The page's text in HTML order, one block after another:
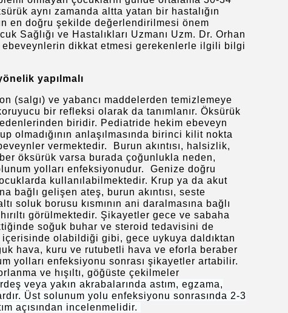
aynı zamanda altta yatan bir hastalığın
en doğru şekilde değerlendirilmesi önem
Sağlığı ve Hastalıkları Uzmanı Uzm. Dr. Orhan
dikkat etmesi gerekenlerle ilgili bilgi
yapılmalı
(salgı) ve yabancı maddelerden temizlemeye
bir refleksi olarak da tanımlanır. Öksürük
biridir. Pediatride hekim ebeveyn
olmadığının anlaşılmasında birinci kilit nokta
vermektedir. Burun akıntısı, halsizlik,
öksürük varsa burada çoğunlukla neden,
yolları enfeksiyonudur. Genize doğru
kullanılabilmektedir. Krup ya da akut
bağlı gelişen ateş, burun akıntısı, seste
soluk borusu kısmının ani daralmasına bağlı
görülmektedir. Şikayetler gece ve sabaha
soğuk buhar ve steroid tedavisini de
olabildiği gibi, gece uykuya daldıktan
hava, kuru ve rutubetli hava ve eforla beraber
yolları enfeksiyonu sonrası şikayetler artabilir.
ve hışıltı, göğüste çekilmeler
veya yakın akrabalarında astım, egzama,
Üst solunum yolu enfeksiyonu sonrasında 2-3
açısından incelenmelidir.